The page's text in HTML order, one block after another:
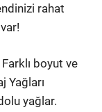
rahat
boyut ve
Yağları
yağlar.